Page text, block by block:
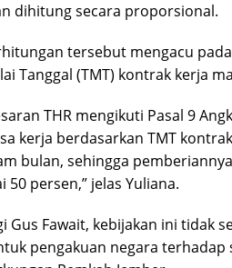
dihitung secara proporsional.
tersebut mengacu
Tanggal (TMT) kontrak kerja
THR mengikuti Pasal 9
kerja berdasarkan TMT
bulan, sehingga
50 persen,” jelas Yuliana.
Gus Fawait, kebijakan ini tidak
pengakuan negara terhadap